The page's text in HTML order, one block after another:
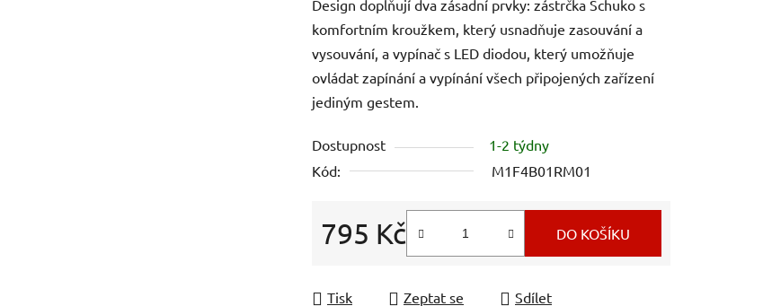
Design doplňují dva zásadní prvky: zástrčka Schuko s
komfortním kroužkem, který usnadňuje zasouvání a
vysouvání, a vypínač s LED diodou, který umožňuje
ovládat zapínání a vypínání všech připojených zařízení
jediným gestem.
Dostupnost
1-2 týdny
Kód:
M1F4B01RM01
795 Kč DO KOŠÍKU
Tisk Zeptat se Sdílet